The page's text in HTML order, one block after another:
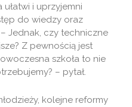
i uprzyjemni
do wiedzy oraz
Jednak, czy techniczne
Z pewnością jest
szkoła to nie
– pytał.
kolejne reformy